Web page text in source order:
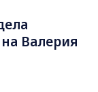
Валерия